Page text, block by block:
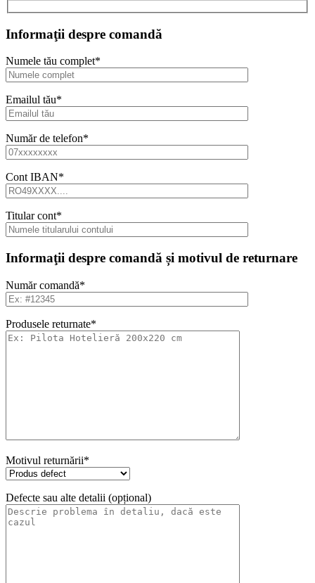
Informaţii despre comandă
Numele tău complet*
Emailul tău*
Număr de telefon*
Cont IBAN*
Titular cont*
Informaţii despre comandă și motivul de returnare
Număr comandă*
Produsele returnate*
Motivul returnării*
Defecte sau alte detalii (opțional)